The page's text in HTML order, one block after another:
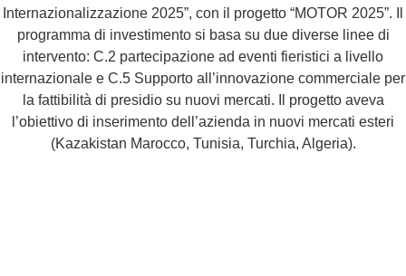
Internazionalizzazione 2025”, con il progetto “MOTOR 2025”. Il
programma di investimento si basa su due diverse linee di
intervento: C.2 partecipazione ad eventi fieristici a livello
internazionale e C.5 Supporto all’innovazione commerciale per
la fattibilità di presidio su nuovi mercati. Il progetto aveva
l’obiettivo di inserimento dell’azienda in nuovi mercati esteri
(Kazakistan Marocco, Tunisia, Turchia, Algeria).